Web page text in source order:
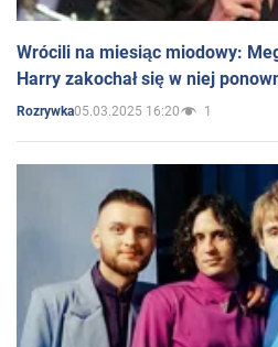
Wrócili na miesiąc miodowy:
Harry zakochał się w niej
Rozrywka05.03.2025 16:20 1